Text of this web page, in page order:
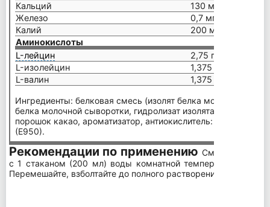
Кальций
130 мг
Железо
0,7 мг
Калий
200 мг
Аминокислоты
L-лейцин
2,75 г
L-изолейцин
1,375 г
L-валин
1,375 г
Ингредиенты: белковая смесь (изолят белка молочной
белка молочной сыворотки, гидролизат изолята белка
порошок какао, ароматизатор, антиокислитель: (Е322),
(Е950).
Рекомендации по применению Смешайте
с 1 стаканом (200 мл) воды комнатной температуры,
Перемешайте, взболтайте до полного растворения.